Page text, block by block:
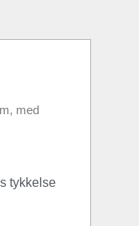
med
tykkelse